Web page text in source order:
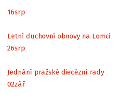
16srp
Letní duchovní obnovy na Lomci
26srp
Jednání pražské diecézní rady
02zář